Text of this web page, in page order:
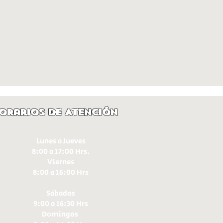
de Atención
Lunes a Jueves
8:00 a 17:00 Hrs.
Viernes
8:00 a 16:00 Hrs​
Sábados
9:00 a 16:30 Hrs
Domingos